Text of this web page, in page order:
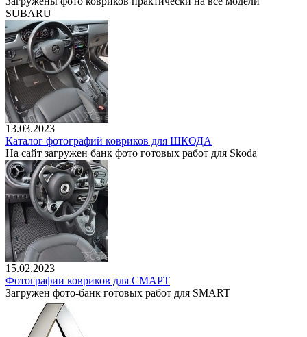
SUBARU
13.03.2023
Каталог фотографий ковриков для ШКОДА
На сайт загружен банк фото готовых работ для Skoda
15.02.2023
Фотографии ковриков для СМАРТ
Загружен фото-банк готовых работ для SMART